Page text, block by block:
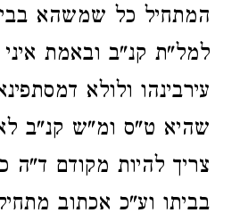
המתחיל כל שמשהא
למל"ת קנ"ב ובאמת איני
עירבינהו ולולא
שהיא ט"ס ומ"ש קנ"ב
צריך להיות מקודם
בביתו וע"כ אכתוב